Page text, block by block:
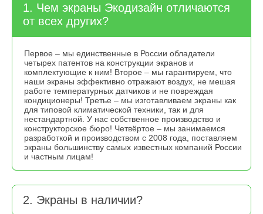
1. Чем экраны Экодизайн отличаются
от всех других?
Первое – мы единственные в России обладатели
четырех патентов на конструкции экранов и
комплектующие к ним! Второе – мы гарантируем, что
наши экраны эффективно отражают воздух, не мешая
работе температурных датчиков и не повреждая
кондиционеры! Третье – мы изготавливаем экраны как
для типовой климатической техники, так и для
нестандартной. У нас собственное производство и
конструкторское бюро! Четвёртое – мы занимаемся
разработкой и производством с 2008 года, поставляем
экраны большинству самых известных компаний России
и частным лицам!
2. Экраны в наличии?